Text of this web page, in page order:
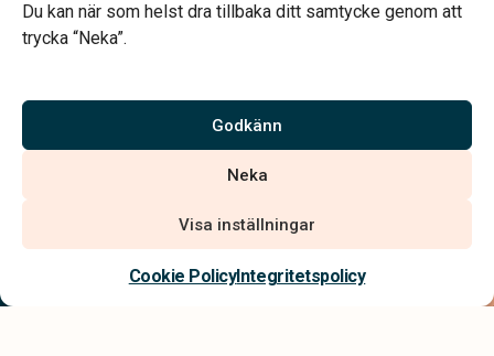
Du kan när som helst dra tillbaka ditt samtycke genom att
trycka “Neka”.
Godkänn
Neka
Visa inställningar
Cookie PolicyIntegritetspolicy
Kontakta oss
Vårt systerbolag Verahill hjälper dig med familjejuridiken –
Vi är auktoriserade av Sveriges Begravningsbyråers Förbund och
har högt ställda krav på utbildning, kvalitet, miljö och arbetsmiljö.